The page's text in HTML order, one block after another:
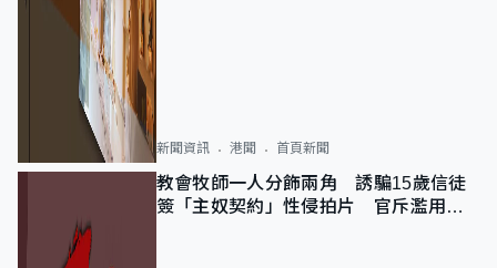
新聞資訊 港聞 首頁新聞
教會牧師一人分飾兩角 誘騙15歲信徒
簽「主奴契約」性侵拍片 官斥濫用教